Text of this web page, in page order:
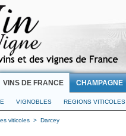
VINS DE FRANCE CHAMPAGNE
VIGNOBLES REGIONS VITICOLES
viticoles > Darcey